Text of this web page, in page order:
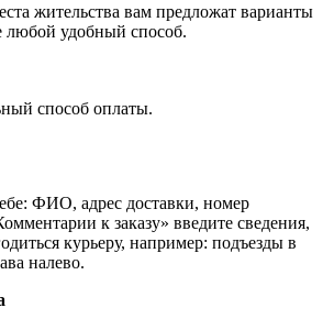
жительства вам предложат варианты
любой удобный способ.
способ оплаты.
ФИО, адрес доставки, номер
к заказу» введите сведения,
курьеру, например: подъезды в
налево.